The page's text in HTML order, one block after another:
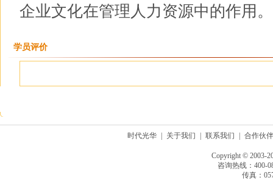
企业文化在管理人力资源中的作用。
学员评价
时代光华 关于我们 联系我们 合作伙伴
Copyright © 2003-
咨询热线：400-
传真：